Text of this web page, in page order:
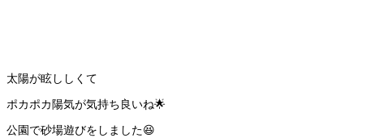
太陽が眩ししくて
ポカポカ陽気が気持ち良いね🌟
公園で砂場遊びをしました😆